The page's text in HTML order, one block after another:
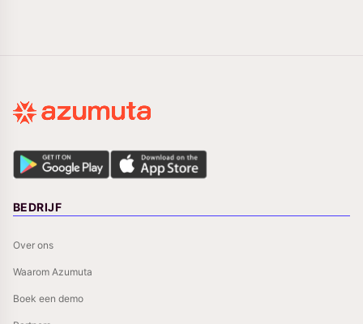
BEDRIJF
Over ons
Waarom Azumuta
Boek een demo